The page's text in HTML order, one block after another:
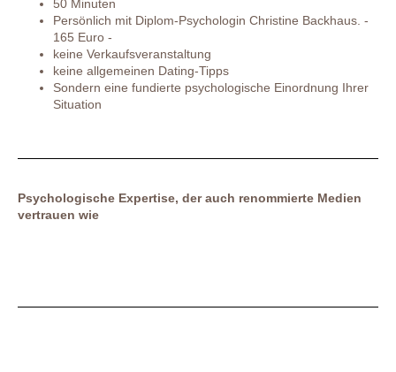
50 Minuten
Persönlich mit Diplom-Psychologin Christine Backhaus. -
165 Euro -
keine Verkaufsveranstaltung
keine allgemeinen Dating-Tipps
Sondern eine fundierte psychologische Einordnung Ihrer
Situation
Psychologische Expertise, der auch renommierte Medien
vertrauen wie